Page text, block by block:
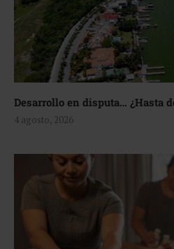
Desarrollo en disputa… ¿Hasta
4 agosto, 2026